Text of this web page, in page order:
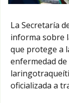
La Secretaría
informa sobre
que protege a
enfermedad
oficializada a